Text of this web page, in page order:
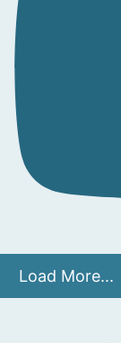
Load More...